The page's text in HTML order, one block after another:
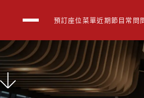
預訂座位菜單近期節目 常問
空中酒吧